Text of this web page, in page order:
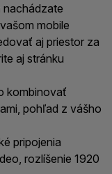
nachádzate
mobile
aj priestor za
aj stránku
kombinovať
pohľad z vášho
pripojenia
rozlíšenie 1920